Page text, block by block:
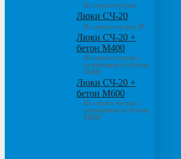
Из серого чугуна
Люки СЧ-20
Из серого чугуна 20
Люки СЧ-20 +
бетон М400
Из серого чугуна с
основанием из бетона
М400
Люки СЧ-20 +
бетон М600
Из серого чугуна с
основанием из бетона
М600